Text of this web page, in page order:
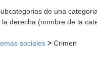
de una
derecha (nombre de la
sociales > Crimen